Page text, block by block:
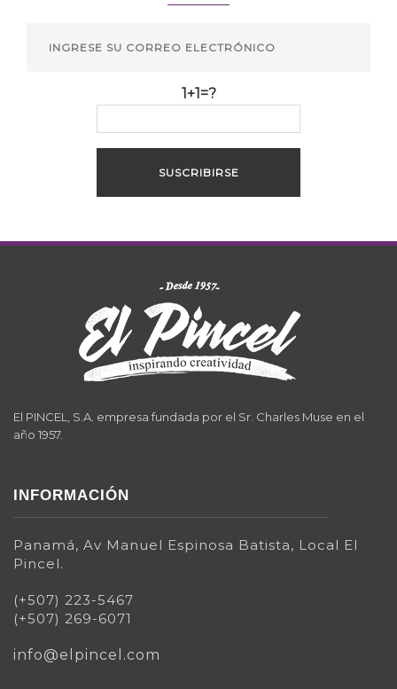
1+1=?
El PINCEL, S.A. empresa fundada por el Sr. Charles Muse en el
año 1957.
INFORMACIÓN
Panamá, Av Manuel Espinosa Batista, Local El
Pincel.
(+507) 223-5467
(+507) 269-6071
info@elpincel.com